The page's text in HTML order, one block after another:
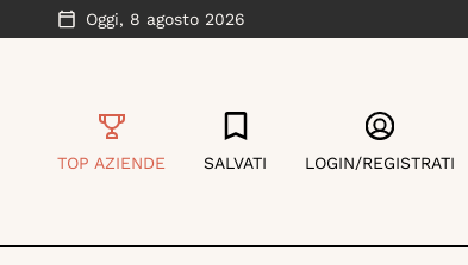
Oggi, 8 agosto 2026
TOP AZIENDE SALVATI LOGIN/REGISTRATI